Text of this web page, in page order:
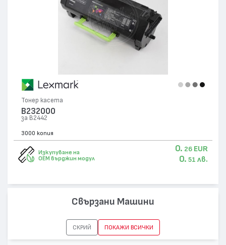
Тонер касета
B232000
за B2442
3000 копия
Изкупуване на
OEM върджин модул
0. 26 EUR
0. 51 лв.
Свързани Машини
СКРИЙ ПОКАЖИ ВСИЧКИ